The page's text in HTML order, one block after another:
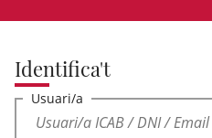
Identifica't
Usuari/a